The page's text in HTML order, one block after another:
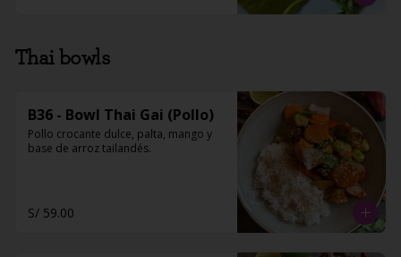
Thai bowls
B36 - Bowl Thai Gai (Pollo)
Pollo crocante dulce, palta, mango y
base de arroz tailandés.
S/ 59.00